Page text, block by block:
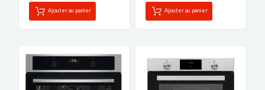
Ajouter au panier Ajouter au panier